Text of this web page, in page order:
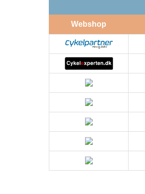
Webshop